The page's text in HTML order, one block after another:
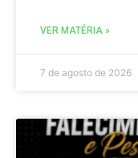
VER MATÉRIA »
7 de agosto de 2026